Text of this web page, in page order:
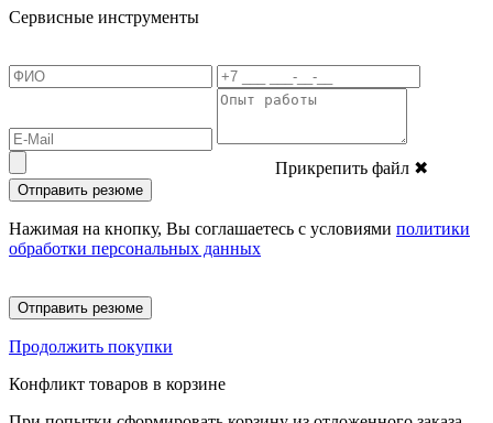
Сервисные инструменты
Прикрепить файл ✖
Отправить резюме
Нажимая на кнопку, Вы соглашаетесь с условиями политики
обработки персональных данных
Отправить резюме
Продолжить покупки
Конфликт товаров в корзине